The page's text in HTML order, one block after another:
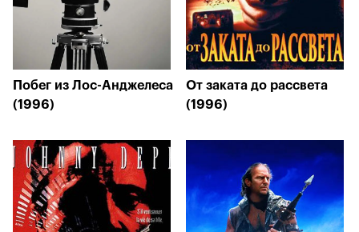
Побег из Лос-Анджелеса
(1996)
От заката до рассвета
(1996)